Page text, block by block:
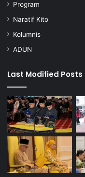
Program
Naratif Kito
Kolumnis
ADUN
Last Modified Posts